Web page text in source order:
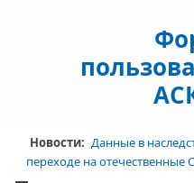
Новости: Данные в
переходе на отечественные